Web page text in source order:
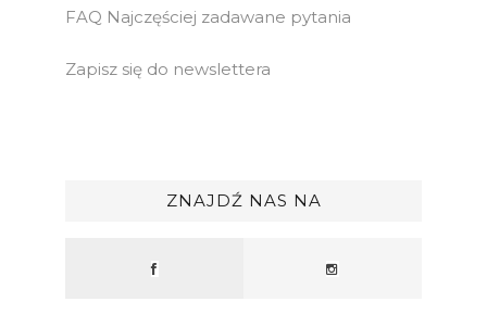
FAQ Najczęściej zadawane pytania
Zapisz się do newslettera
ZNAJDŹ NAS NA